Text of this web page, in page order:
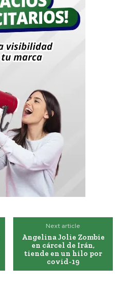
Next article
Angelina Jolie Zombie
en cárcel de Irán,
tiende en un hilo por
covid-19